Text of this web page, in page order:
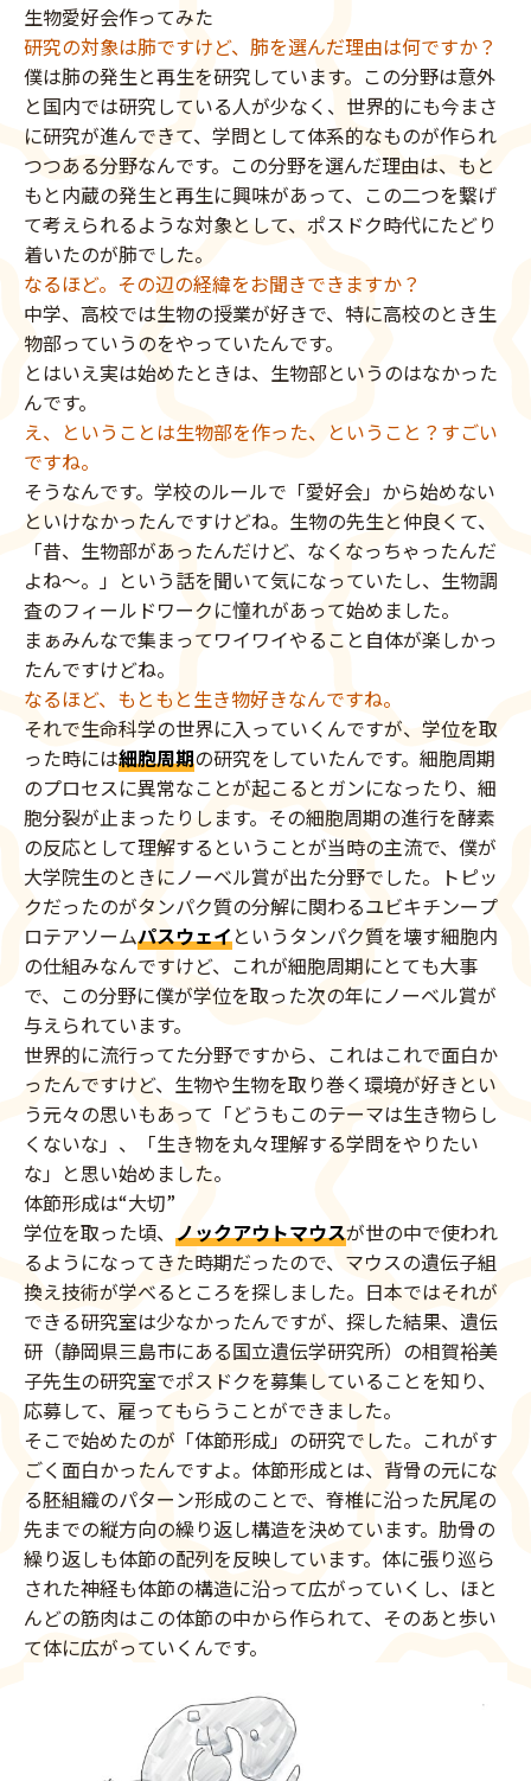
生物愛好会作ってみた
研究の対象は肺ですけど、肺を選んだ理由は何ですか？
僕は肺の発生と再生を研究しています。この分野は意外
と国内では研究している人が少なく、世界的にも今まさ
に研究が進んできて、学問として体系的なものが作られ
つつある分野なんです。この分野を選んだ理由は、もと
もと内蔵の発生と再生に興味があって、この二つを繋げ
て考えられるような対象として、ポスドク時代にたどり
着いたのが肺でした。
なるほど。その辺の経緯をお聞きできますか？
中学、高校では生物の授業が好きで、特に高校のとき生
物部っていうのをやっていたんです。
とはいえ実は始めたときは、生物部というのはなかった
んです。
え、ということは生物部を作った、ということ？すごい
ですね。
そうなんです。学校のルールで「愛好会」から始めない
といけなかったんですけどね。生物の先生と仲良くて、
「昔、生物部があったんだけど、なくなっちゃったんだ
よね〜。」という話を聞いて気になっていたし、生物調
査のフィールドワークに憧れがあって始めました。
まぁみんなで集まってワイワイやること自体が楽しかっ
たんですけどね。
なるほど、もともと生き物好きなんですね。
それで生命科学の世界に入っていくんですが、学位を取
った時には細胞周期の研究をしていたんです。細胞周期
のプロセスに異常なことが起こるとガンになったり、細
胞分裂が止まったりします。その細胞周期の進行を酵素
の反応として理解するということが当時の主流で、僕が
大学院生のときにノーベル賞が出た分野でした。トピッ
クだったのがタンパク質の分解に関わるユビキチンープ
ロテアソームパスウェイというタンパク質を壊す細胞内
の仕組みなんですけど、これが細胞周期にとても大事
で、この分野に僕が学位を取った次の年にノーベル賞が
与えられています。
世界的に流行ってた分野ですから、これはこれで面白か
ったんですけど、生物や生物を取り巻く環境が好きとい
う元々の思いもあって「どうもこのテーマは生き物らし
くないな」、「生き物を丸々理解する学問をやりたい
な」と思い始めました。
体節形成は“大切”
学位を取った頃、 ノックアウトマウスが世の中で使われ
るようになってきた時期だったので、マウスの遺伝子組
換え技術が学べるところを探しました。日本ではそれが
できる研究室は少なかったんですが、探した結果、遺伝
研（静岡県三島市にある国立遺伝学研究所）の相賀裕美
子先生の研究室でポスドクを募集していることを知り、
応募して、雇ってもらうことができました。
そこで始めたのが「体節形成」の研究でした。これがす
ごく面白かったんですよ。体節形成とは、背骨の元にな
る胚組織のパターン形成のことで、脊椎に沿った尻尾の
先までの縦方向の繰り返し構造を決めています。肋骨の
繰り返しも体節の配列を反映しています。体に張り巡ら
された神経も体節の構造に沿って広がっていくし、ほと
んどの筋肉はこの体節の中から作られて、そのあと歩い
て体に広がっていくんです。